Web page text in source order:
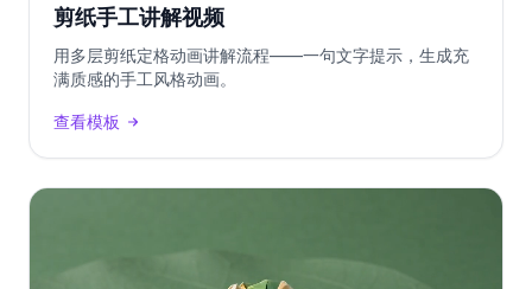
剪纸手工讲解视频
用多层剪纸定格动画讲解流程——一句文字提示，生成充
满质感的手工风格动画。
查看模板